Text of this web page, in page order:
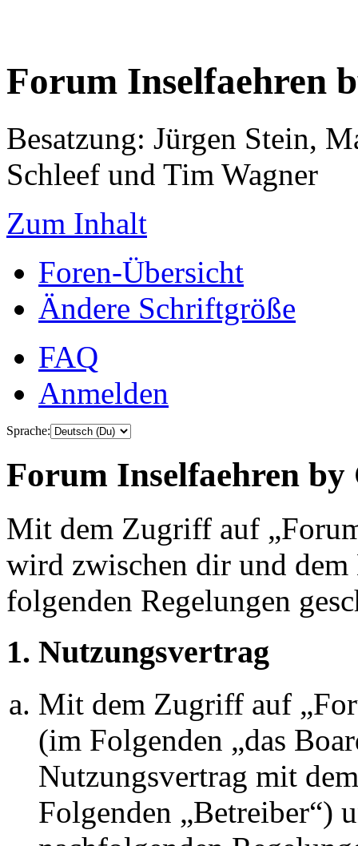
Forum Inselfaehren
Besatzung: Jürgen Stein,
Schleef und Tim Wagner
Zum Inhalt
Foren-Übersicht
Ändere Schriftgröße
FAQ
Anmelden
Sprache:
Forum Inselfaehren
Mit dem Zugriff auf
wird zwischen dir und
folgenden Regelungen
1. Nutzungsvertrag
Mit dem Zugriff auf
(im Folgenden „das
Nutzungsvertrag mit
Folgenden „Betreiber“)